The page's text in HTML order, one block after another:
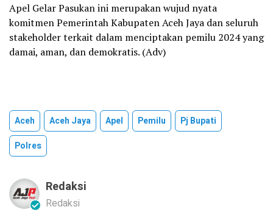
Apel Gelar Pasukan ini merupakan wujud nyata
komitmen Pemerintah Kabupaten Aceh Jaya dan seluruh
stakeholder terkait dalam menciptakan pemilu 2024 yang
damai, aman, dan demokratis. (Adv)
Aceh Aceh Jaya Apel Pemilu
Pj Bupati
Polres
Redaksi
Redaksi